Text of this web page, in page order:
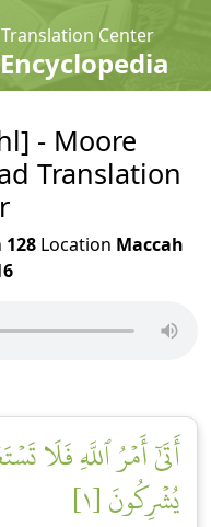
Center
- Moore
Translation
128 Location Maccah
أَتَىٰٓ أَمۡرُ ٱللَّهِ فَلَا
يُشۡرِكُونَ [١]